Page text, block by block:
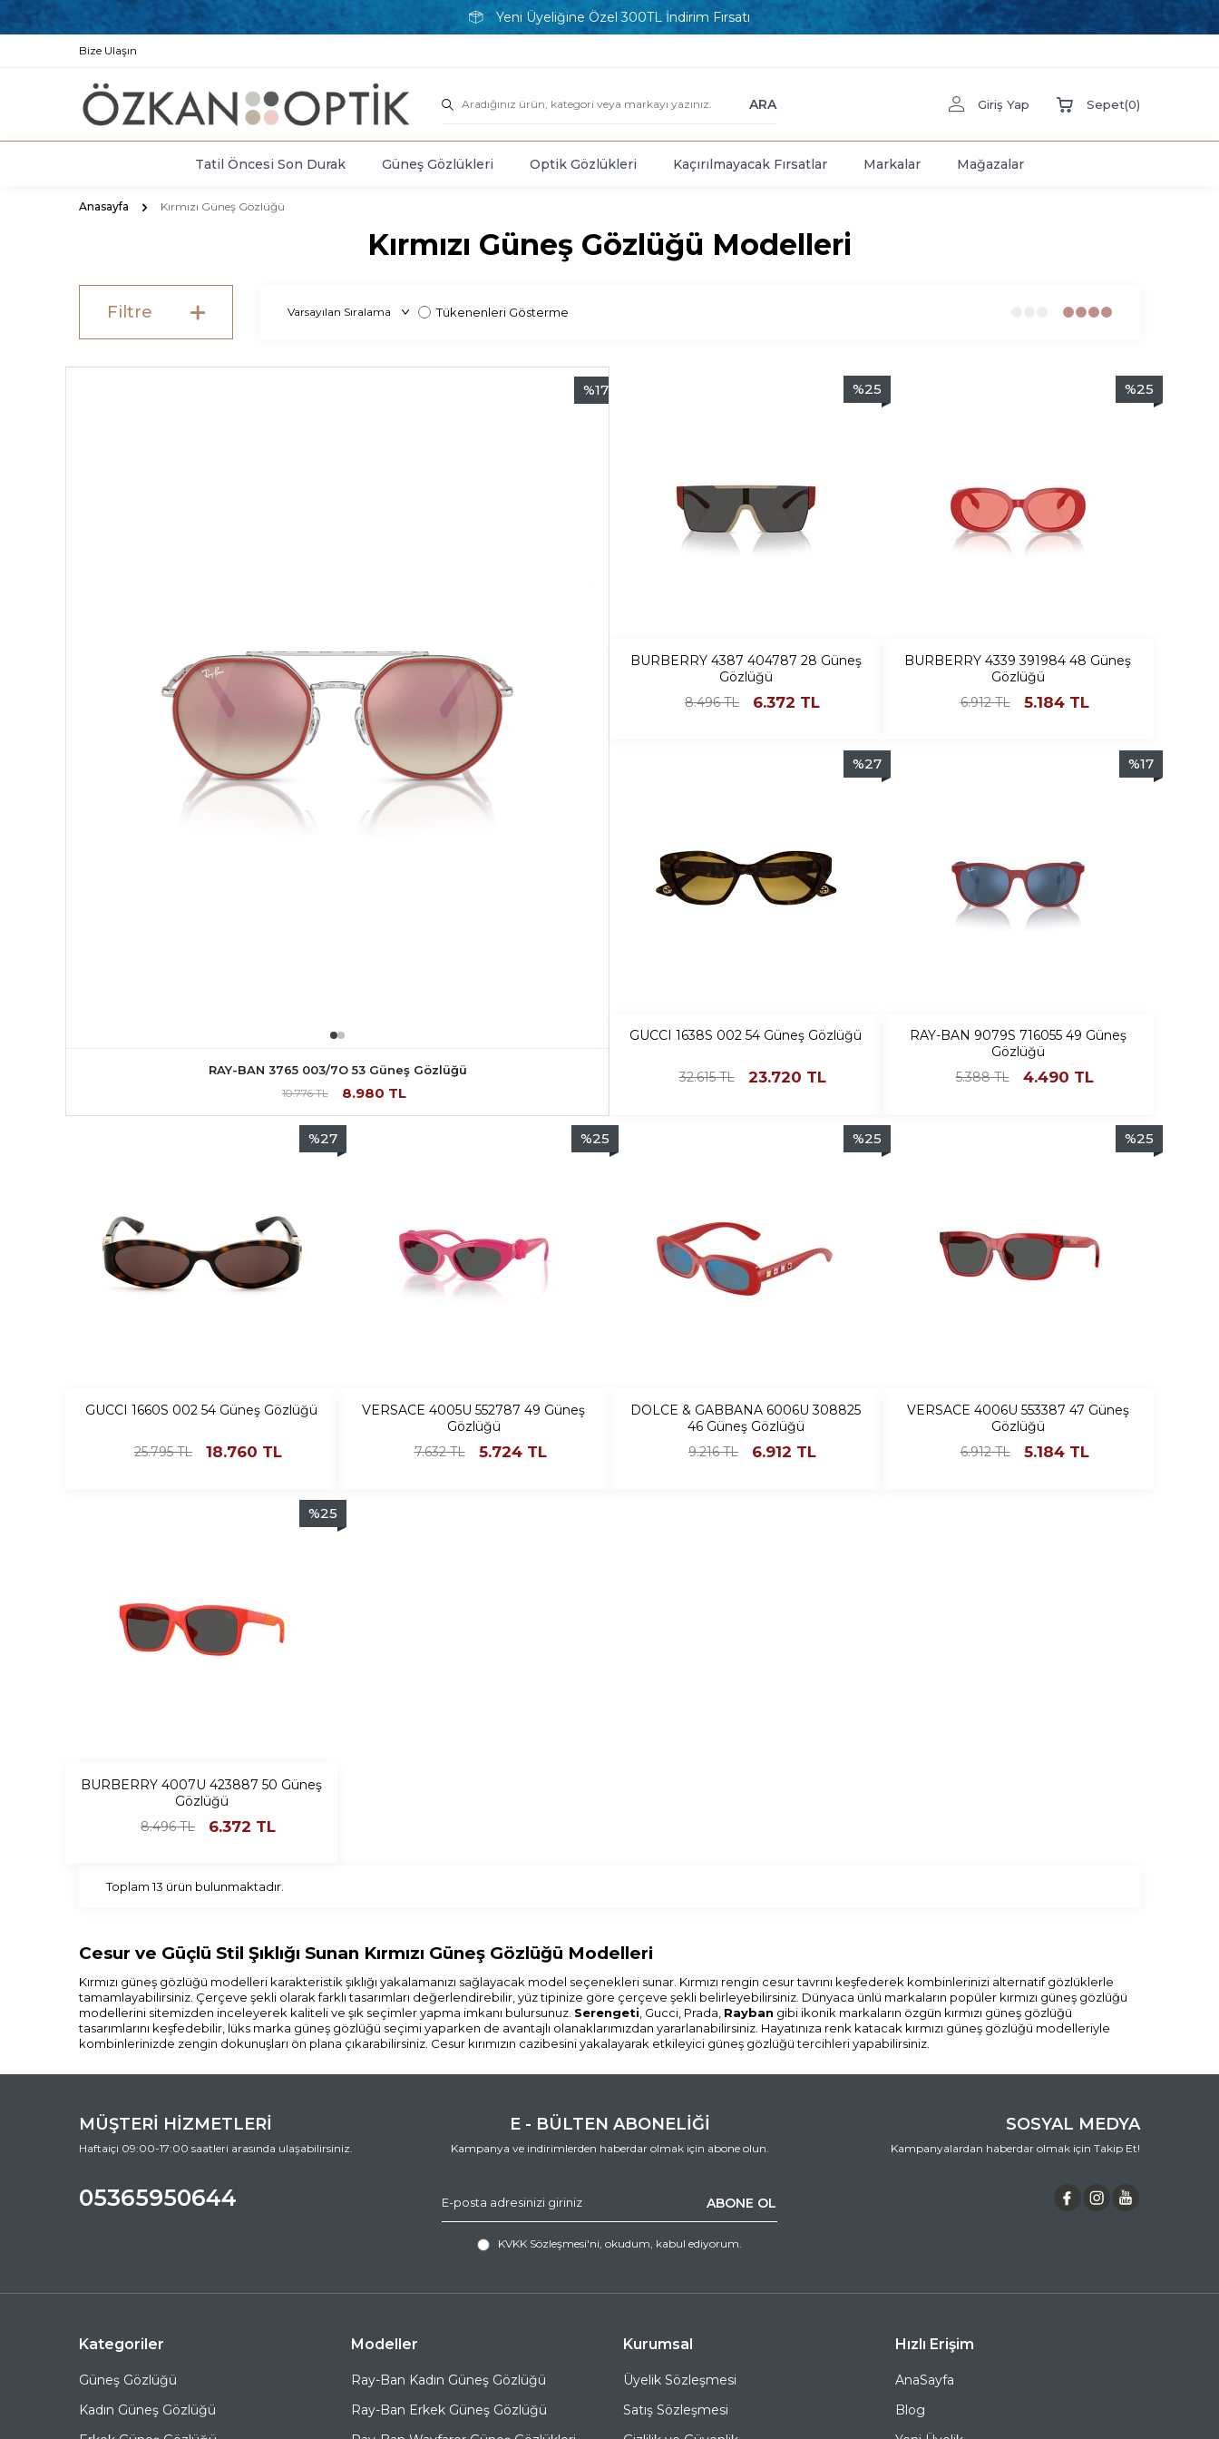
Yeni Üyeliğine Özel 300TL İndirim Fırsatı
Bize Ulaşın
ARA Giriş Yap Sepet(0)
Tatil Öncesi Son Durak Güneş Gözlükleri Optik Gözlükleri Kaçırılmayacak Fırsatlar Markalar Mağazalar
Anasayfa Kırmızı Güneş Gözlüğü
Kırmızı Güneş Gözlüğü Modelleri
Filtre Tükenenleri Gösterme
%17
RAY-BAN 3765 003/7O 53 Güneş Gözlüğü
10.776TL 8.980 TL
%25
BURBERRY 4387 404787 28 Güneş
Gözlüğü
8.496TL 6.372 TL
%25
BURBERRY 4339 391984 48 Güneş
Gözlüğü
6.912TL 5.184TL
%27
GUCCI 1638S 002 54 Güneş Gözlüğü
32.615TL 23.720 TL
%17
RAY-BAN 9079S 716055 49 Güneş
Gözlüğü
5.388TL 4.490 TL
%27
GUCCI 1660S 002 54 Güneş Gözlüğü
25.795TL 18.760 TL
%25
VERSACE 4005U 552787 49 Güneş
Gözlüğü
7.632TL 5.724TL
%25
DOLCE & GABBANA 6006U 308825
46 Güneş Gözlüğü
9.216TL 6.912 TL
%25
VERSACE 4006U 553387 47 Güneş
Gözlüğü
6.912TL 5.184TL
%25
BURBERRY 4007U 423887 50 Güneş
Gözlüğü
8.496TL 6.372 TL
Toplam13 ürün bulunmaktadır.
Cesur ve Güçlü Stil Şıklığı Sunan Kırmızı Güneş Gözlüğü Modelleri
Kırmızı güneş gözlüğü modelleri karakteristik şıklığı yakalamanızı sağlayacak model seçenekleri sunar. Kırmızı rengin cesur tavrını keşfederek kombinlerinizi alternatif gözlüklerle
tamamlayabilirsiniz. Çerçeve şekli olarak farklı tasarımları değerlendirebilir, yüz tipinize göre çerçeve şekli belirleyebilirsiniz. Dünyaca ünlü markaların popüler kırmızı güneş gözlüğü
modellerini sitemizden inceleyerek kaliteli ve şık seçimler yapma imkanı bulursunuz. Serengeti , Gucci, Prada, Rayban gibi ikonik markaların özgün kırmızı güneş gözlüğü
tasarımlarını keşfedebilir, lüks marka güneş gözlüğü seçimi yaparken de avantajlı olanaklarımızdan yararlanabilirsiniz. Hayatınıza renk katacak kırmızı güneş gözlüğü modelleriyle
kombinlerinizde zengin dokunuşları ön plana çıkarabilirsiniz. Cesur kırımızın cazibesini yakalayarak etkileyici güneş gözlüğü tercihleri yapabilirsiniz.
MÜŞTERİ HİZMETLERİ
Haftaiçi 09:00-17:00 saatleri arasında ulaşabilirsiniz.
05365950644
E - BÜLTEN ABONELİĞİ
Kampanya ve indirimlerden haberdar olmak için abone olun.
ABONE OL
KVKK Sözleşmesi'ni, okudum, kabul ediyorum.
SOSYAL MEDYA
Kampanyalardan haberdar olmak için Takip Et!
Kategoriler
Güneş Gözlüğü
Kadın Güneş Gözlüğü
Modeller
Ray-Ban Kadın Güneş Gözlüğü
Ray-Ban Erkek Güneş Gözlüğü
Kurumsal
Üyelik Sözleşmesi
Satış Sözleşmesi
Hızlı Erişim
AnaSayfa
Blog